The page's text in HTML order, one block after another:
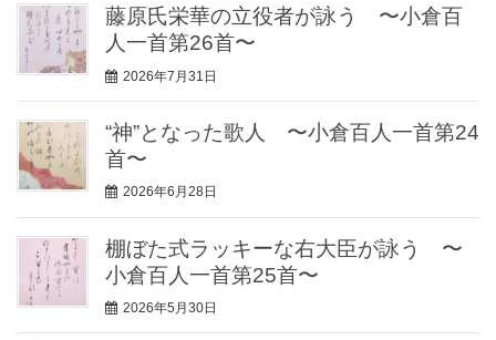
藤原氏栄華の立役者が詠う 〜小倉百
人一首第26首〜
2026年7月31日
“神”となった歌人 〜小倉百人一首第24
首〜
2026年6月28日
棚ぼた式ラッキーな右大臣が詠う 〜
小倉百人一首第25首〜
2026年5月30日